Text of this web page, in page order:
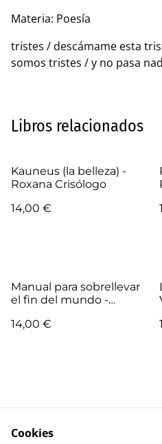
Materia: Poesía
tristes / descámame esta
somos tristes / y no pasa
Libros relacionados
Kauneus (la belleza) -
Roxana Crisólogo
14,00 €
Manual para sobrellevar
el fin del mundo -
14,00 €
Cookies